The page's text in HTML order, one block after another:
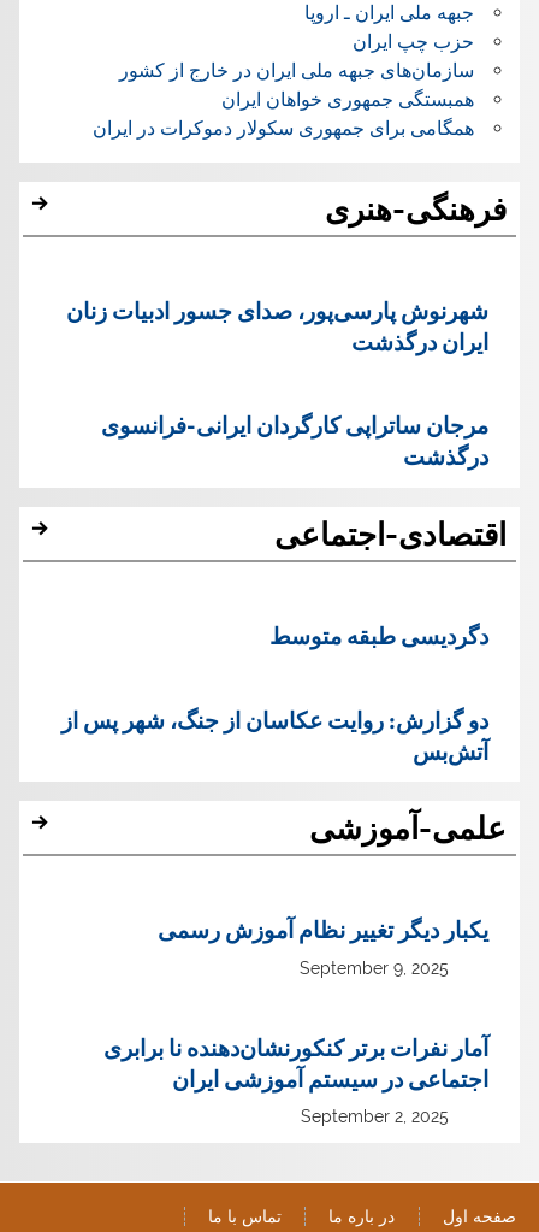
جبهه ملی ایران ـ اروپا
حزب چپ ایران
سازمان‌های جبهه ملی ایران در خارج از کشور
همبستگی جمهوری خواهان ایران
همگامی برای جمهوری سکولار دموکرات در ایران
فرهنگی-هنری
شهرنوش پارسی‌پور، صدای جسور ادبیات زنان
ایران درگذشت
مرجان ساتراپی کارگردان ایرانی-فرانسوی
درگذشت
اقتصادی-اجتماعی
دگردیسی طبقه متوسط
دو گزارش: روایت عکاسان از جنگ، شهر پس از
آتش‌بس
علمی-آموزشی
یک‏بار دیگر تغییر نظام آموزش رسمی
September 9, 2025
آمار نفرات برتر کنکورنشان‌دهنده نا برابری
اجتماعی در سیستم آموزشی ایران
September 2, 2025
صفحه اول در باره ما تماس با ما